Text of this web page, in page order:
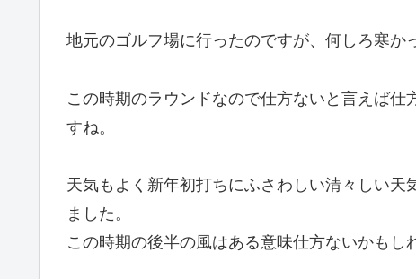
地元のゴルフ場に行ったのですが、何しろ寒か
この時期のラウンドなので仕方ないと言えば
すね。
天気もよく新年初打ちにふさわしい清々しい
ました。
この時期の後半の風はある意味仕方ないかもし